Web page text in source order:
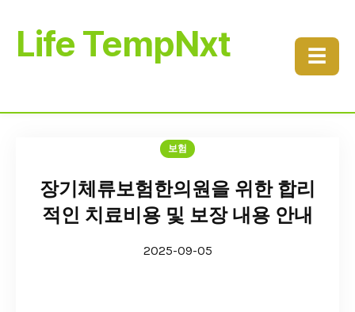
Life TempNxt ☰
보험
장기체류보험한의원을 위한 합리
적인 치료비용 및 보장 내용 안내
2025-09-05